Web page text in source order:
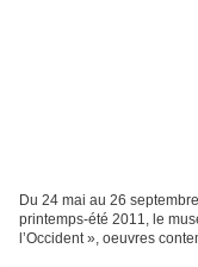
Du 24 mai au 26
printemps-été 2011, le
l’Occident », oeuvres